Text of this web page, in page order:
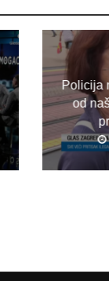
Policija
od